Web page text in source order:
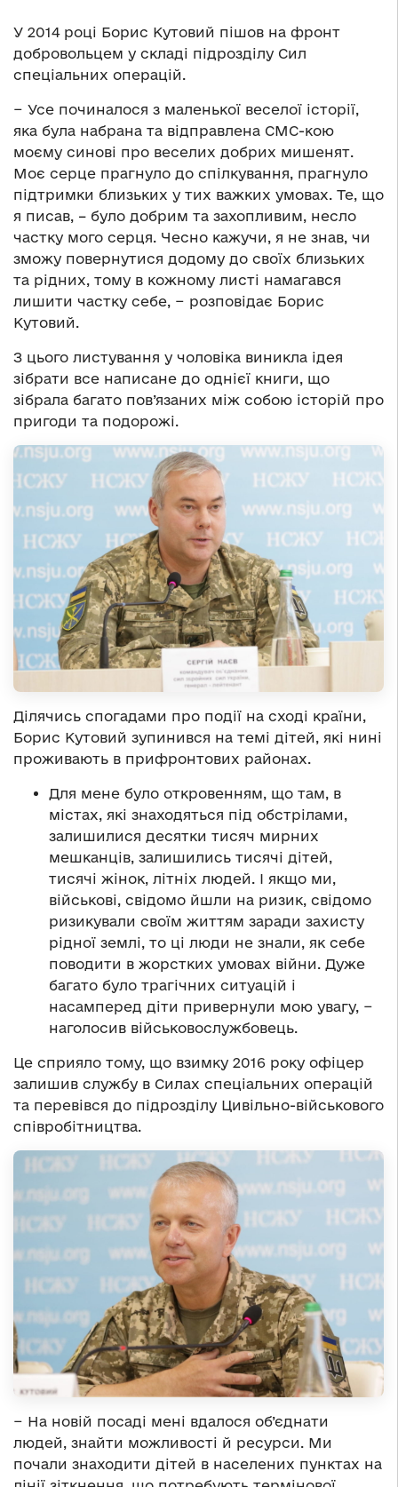
У 2014 році Борис Кутовий пішов на фронт
добровольцем у складі підрозділу Сил
спеціальних операцій.
− Усе починалося з маленької веселої історії,
яка була набрана та відправлена СМС-кою
моєму синові про веселих добрих мишенят.
Моє серце прагнуло до спілкування, прагнуло
підтримки близьких у тих важких умовах. Те, що
я писав, – було добрим та захопливим, несло
частку мого серця. Чесно кажучи, я не знав, чи
зможу повернутися додому до своїх близьких
та рідних, тому в кожному листі намагався
лишити частку себе, − розповідає Борис
Кутовий.
З цього листування у чоловіка виникла ідея
зібрати все написане до однієї книги, що
зібрала багато пов’язаних між собою історій про
пригоди та подорожі.
Ділячись спогадами про події на сході країни,
Борис Кутовий зупинився на темі дітей, які нині
проживають в прифронтових районах.
Для мене було откровенням, що там, в
містах, які знаходяться під обстрілами,
залишилися десятки тисяч мирних
мешканців, залишились тисячі дітей,
тисячі жінок, літніх людей. І якщо ми,
військові, свідомо йшли на ризик, свідомо
ризикували своїм життям заради захисту
рідної землі, то ці люди не знали, як себе
поводити в жорстких умовах війни. Дуже
багато було трагічних ситуацій і
насамперед діти привернули мою увагу, −
наголосив військовослужбовець.
Це сприяло тому, що взимку 2016 року офіцер
залишив службу в Силах спеціальних операцій
та перевівся до підрозділу Цивільно-військового
співробітництва.
− На новій посаді мені вдалося об’єднати
людей, знайти можливості й ресурси. Ми
почали знаходити дітей в населених пунктах на